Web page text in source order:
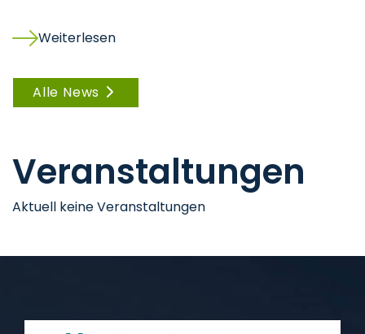
Weiterlesen
Alle News
Veranstaltungen
Aktuell keine Veranstaltungen